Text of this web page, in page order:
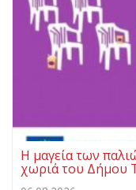
Η μαγεία των
χωριά του Δήμου